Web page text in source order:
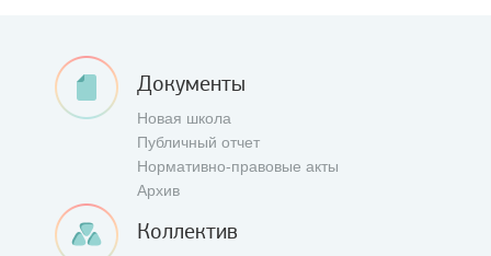
Документы
Новая школа
Публичный отчет
Нормативно-правовые акты
Архив
Коллектив